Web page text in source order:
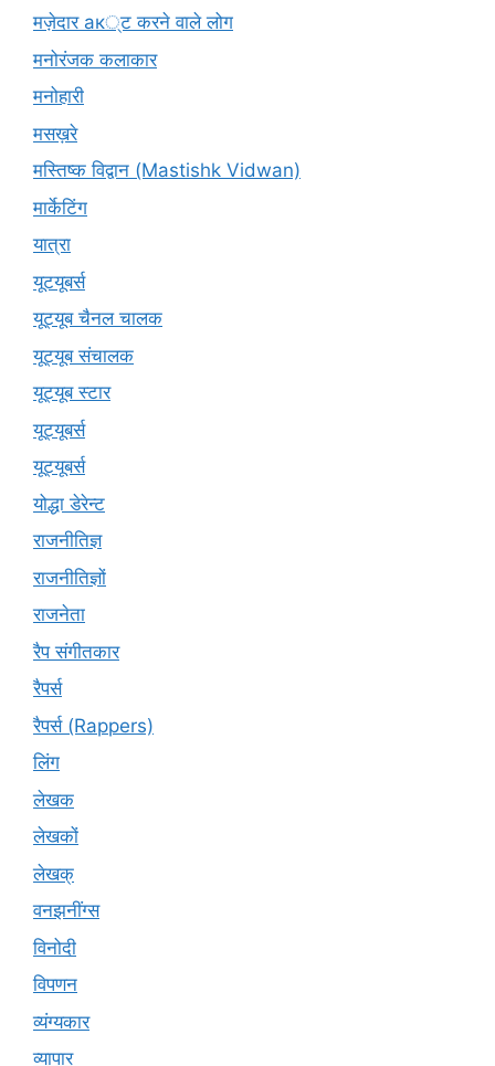
मज़ेदार ак्ट करने वाले लोग
मनोरंजक कलाकार
मनोहारी
मसख़रे
मस्तिष्क विद्वान (Mastishk Vidwan)
मार्केटिंग
यात्रा
यूटयूबर्स
यूट्यूब चैनल चालक
यूट्यूब संचालक
यूट्यूब स्टार
यूट्यूबर्स
यूट्‍यूबर्स
योद्धा डेरेन्ट
राजनीतिज्ञ
राजनीतिज्ञों
राजनेता
रैप संगीतकार
रैपर्स
रैपर्स (Rappers)
लिंग
लेखक
लेखकों
लेखक्
वनझनींग्स
विनोदी
विपणन
व्यंग्यकार
व्यापार